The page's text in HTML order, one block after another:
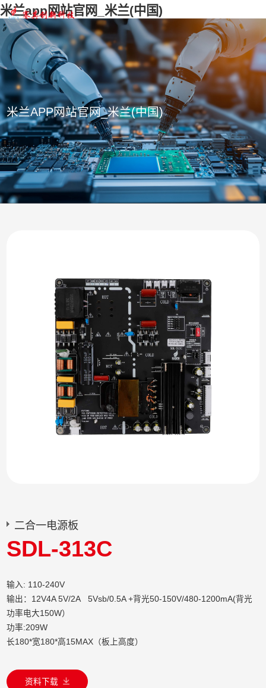
米兰app网站官网_米兰(中国)
米兰APP网站官网_米兰(中国)
二合一电源板
SDL-313C
输入: 110-240V
输出：12V4A 5V/2A 5Vsb/0.5A +背光50-150V/480-1200mA(背光
功率电大150W）
功率:209W
长180*宽180*高15MAX（板上高度）
资料下载